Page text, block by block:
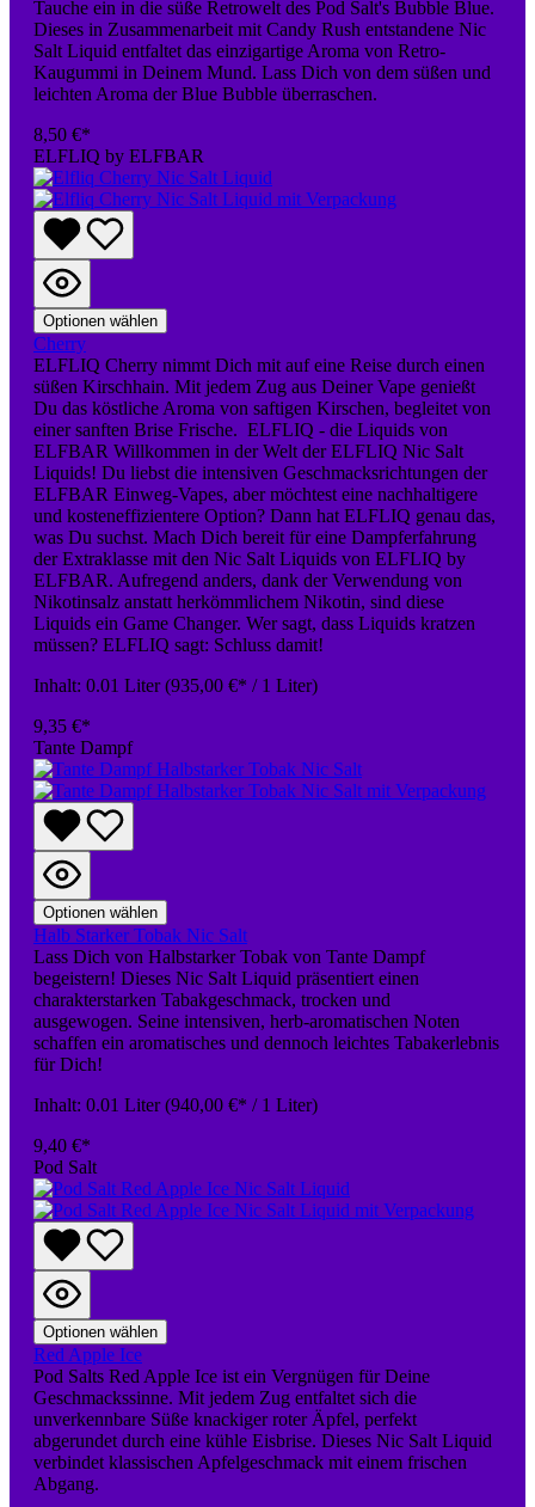
Tauche ein in die süße Retrowelt des Pod Salt's Bubble Blue.
Dieses in Zusammenarbeit mit Candy Rush entstandene Nic
Salt Liquid entfaltet das einzigartige Aroma von Retro-
Kaugummi in Deinem Mund. Lass Dich von dem süßen und
leichten Aroma der Blue Bubble überraschen.
8,50 €*
ELFLIQ by ELFBAR
Optionen wählen
Cherry
ELFLIQ Cherry nimmt Dich mit auf eine Reise durch einen
süßen Kirschhain. Mit jedem Zug aus Deiner Vape genießt
Du das köstliche Aroma von saftigen Kirschen, begleitet von
einer sanften Brise Frische. ELFLIQ - die Liquids von
ELFBAR Willkommen in der Welt der ELFLIQ Nic Salt
Liquids! Du liebst die intensiven Geschmacksrichtungen der
ELFBAR Einweg-Vapes, aber möchtest eine nachhaltigere
und kosteneffizientere Option? Dann hat ELFLIQ genau das,
was Du suchst. Mach Dich bereit für eine Dampferfahrung
der Extraklasse mit den Nic Salt Liquids von ELFLIQ by
ELFBAR. Aufregend anders, dank der Verwendung von
Nikotinsalz anstatt herkömmlichem Nikotin, sind diese
Liquids ein Game Changer. Wer sagt, dass Liquids kratzen
müssen? ELFLIQ sagt: Schluss damit!
Inhalt: 0.01 Liter(935,00 €* / 1 Liter)
9,35 €*
Tante Dampf
Optionen wählen
Halb Starker Tobak Nic Salt
Lass Dich von Halbstarker Tobak von Tante Dampf
begeistern! Dieses Nic Salt Liquid präsentiert einen
charakterstarken Tabakgeschmack, trocken und
ausgewogen. Seine intensiven, herb-aromatischen Noten
schaffen ein aromatisches und dennoch leichtes Tabakerlebnis
für Dich!
Inhalt: 0.01 Liter(940,00 €* / 1 Liter)
9,40 €*
Pod Salt
Optionen wählen
Red Apple Ice
Pod Salts Red Apple Ice ist ein Vergnügen für Deine
Geschmackssinne. Mit jedem Zug entfaltet sich die
unverkennbare Süße knackiger roter Äpfel, perfekt
abgerundet durch eine kühle Eisbrise. Dieses Nic Salt Liquid
verbindet klassischen Apfelgeschmack mit einem frischen
Abgang.